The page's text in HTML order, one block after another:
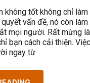
không tốt không chỉ
vấn đề, nó còn làm
mọi người. Rất mừng
bạn cách cải thiện.
ngay từ